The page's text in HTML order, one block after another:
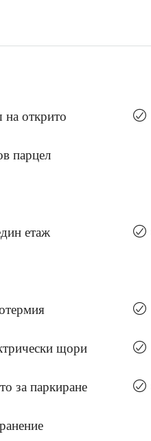
открито
парцел
етаж
щори
за паркиране